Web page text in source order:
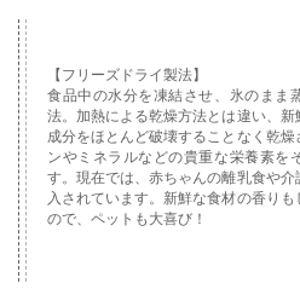
【フリーズドライ製法】
食品中の水分を凍結させ、氷のまま
法。加熱による乾燥方法とは違い、新
成分をほとんど破壊することなく乾燥
ンやミネラルなどの貴重な栄養素を
す。現在では、赤ちゃんの離乳食や
入されています。新鮮な食材の香りも
ので、ペットも大喜び！